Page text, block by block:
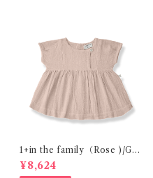
1+in the family（Rose )/GU
ALTA( 24-48m )
¥8,624